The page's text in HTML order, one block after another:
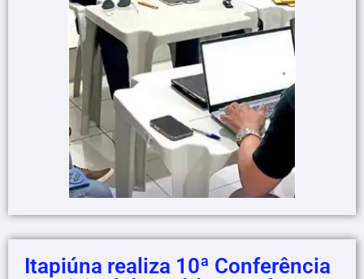
Itapiúna realiza 10ª Conferência